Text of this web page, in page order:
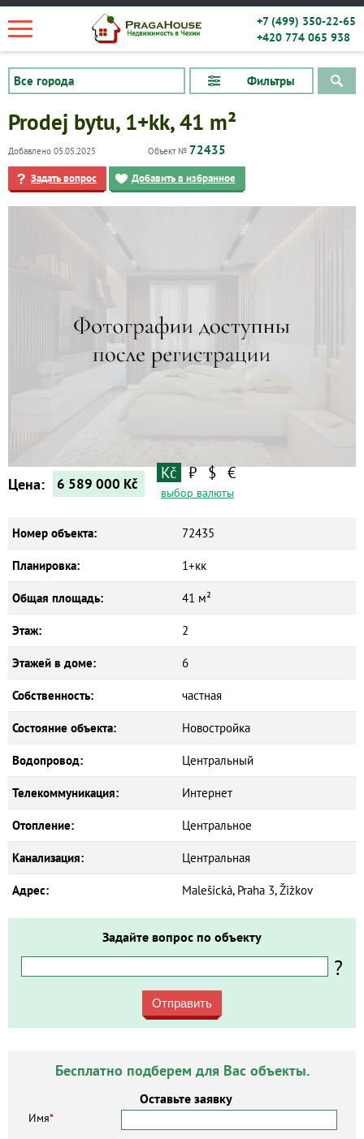
+7 (499) 350-22-65
+420 774 065 938
Фильтры
Prodej bytu, 1+kk, 41 m²
Добавлено 05.05.2025 Объект № 72435
Задать вопрос Добавить в избранное
Цена: 6 589 000 Kč
Kč ₽ $ €
выбор валюты
Номер объекта: 72435
Планировка: 1+кк
Общая площадь: 41 м²
Этаж: 2
Этажей в доме: 6
Собственность: частная
Состояние объекта: Новостройка
Водопровод: Центральный
Телекоммуникация: Интернет
Отопление: Центральное
Канализация: Центральная
Адрес: Malešická, Praha 3, Žižkov
Задайте вопрос по объекту
?
Отправить
Бесплатно подберем для Вас объекты.
Оставьте заявку
Имя*